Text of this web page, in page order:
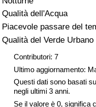
Qualità dell'Acqua
Piacevole passare del
Qualità del Verde
Contributori: 7
Ultimo aggiornamento:
Questi dati sono basati
negli ultimi 3 anni.
Se il valore è 0, significa
Inquinamento
Indice
Indice di inquinamento
Indice